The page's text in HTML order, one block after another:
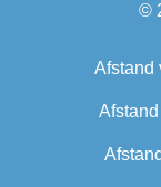
©
Afstand